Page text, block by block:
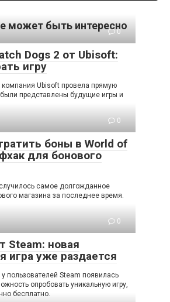
может быть интересно
0
Dogs 2 от Ubisoft:
игру
Ubisoft провела прямую
представлены будущие игры и
0
боны в World of
для бонового
самое долгожданное
магазина за последнее время.
0
Steam: новая
игра уже раздается
пользователей Steam появилась
опробовать уникальную игру,
бесплатно.